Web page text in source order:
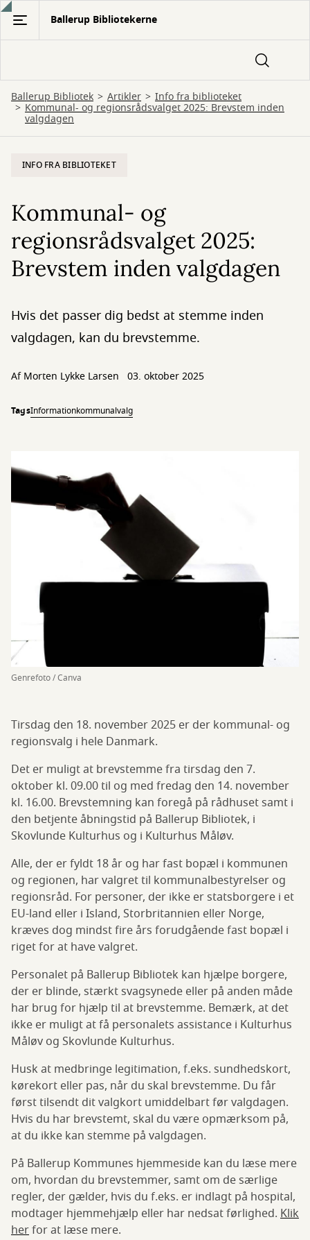
Gå
hovedindhold
Ballerup Bibliotekerne
Ballerup Bibliotek Artikler Info fra biblioteket
Kommunal- og regionsrådsvalget 2025: Brevstem inden
valgdagen
INFO FRA BIBLIOTEKET
Kommunal- og
regionsrådsvalget 2025:
Brevstem inden valgdagen
Hvis det passer dig bedst at stemme inden
valgdagen, kan du brevstemme.
AfMorten Lykke Larsen 03. oktober 2025
TagsInformationkommunalvalg
Genrefoto / Canva
Tirsdag den 18. november 2025 er der kommunal- og
regionsvalg i hele Danmark.
Det er muligt at brevstemme fra tirsdag den 7.
oktober kl. 09.00 til og med fredag den 14. november
kl. 16.00. Brevstemning kan foregå på rådhuset samt i
den betjente åbningstid på Ballerup Bibliotek, i
Skovlunde Kulturhus og i Kulturhus Måløv.
Alle, der er fyldt 18 år og har fast bopæl i kommunen
og regionen, har valgret til kommunalbestyrelser og
regionsråd. For personer, der ikke er statsborgere i et
EU-land eller i Island, Storbritannien eller Norge,
kræves dog mindst fire års forudgående fast bopæl i
riget for at have valgret.
Personalet på Ballerup Bibliotek kan hjælpe borgere,
der er blinde, stærkt svagsynede eller på anden måde
har brug for hjælp til at brevstemme. Bemærk, at det
ikke er muligt at få personalets assistance i Kulturhus
Måløv og Skovlunde Kulturhus.
Husk at medbringe legitimation, f.eks. sundhedskort,
kørekort eller pas, når du skal brevstemme. Du får
først tilsendt dit valgkort umiddelbart før valgdagen.
Hvis du har brevstemt, skal du være opmærksom på,
at du ikke kan stemme på valgdagen.
På Ballerup Kommunes hjemmeside kan du læse mere
om, hvordan du brevstemmer, samt om de særlige
regler, der gælder, hvis du f.eks. er indlagt på hospital,
modtager hjemmehjælp eller har nedsat førlighed. Klik
herfor at læse mere.